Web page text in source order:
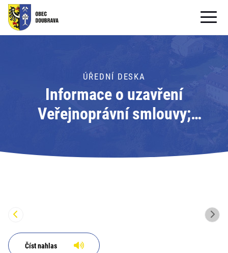
OBECNÍ ÚŘAD
PRO OBČANY
Formuláře ke stažení
PRO TURISTY
ÚŘEDNÍ DESKA
Informace o uzavření
Veřejnoprávní smlouvy;
Číst nahlas